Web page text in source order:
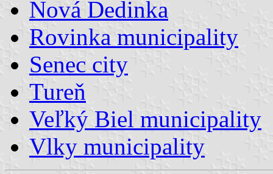
Nová Dedinka
Rovinka municipality
Senec city
Tureň
Veľký Biel municipality
Vlky municipality